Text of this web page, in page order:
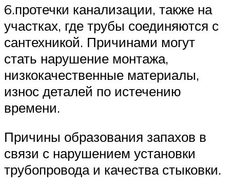
6.протечки канализации, также на
участках, где трубы соединяются с
сантехникой. Причинами могут
стать нарушение монтажа,
низкокачественные материалы,
износ деталей по истечению
времени.
Причины образования запахов в
связи с нарушением установки
трубопровода и качества стыковки.